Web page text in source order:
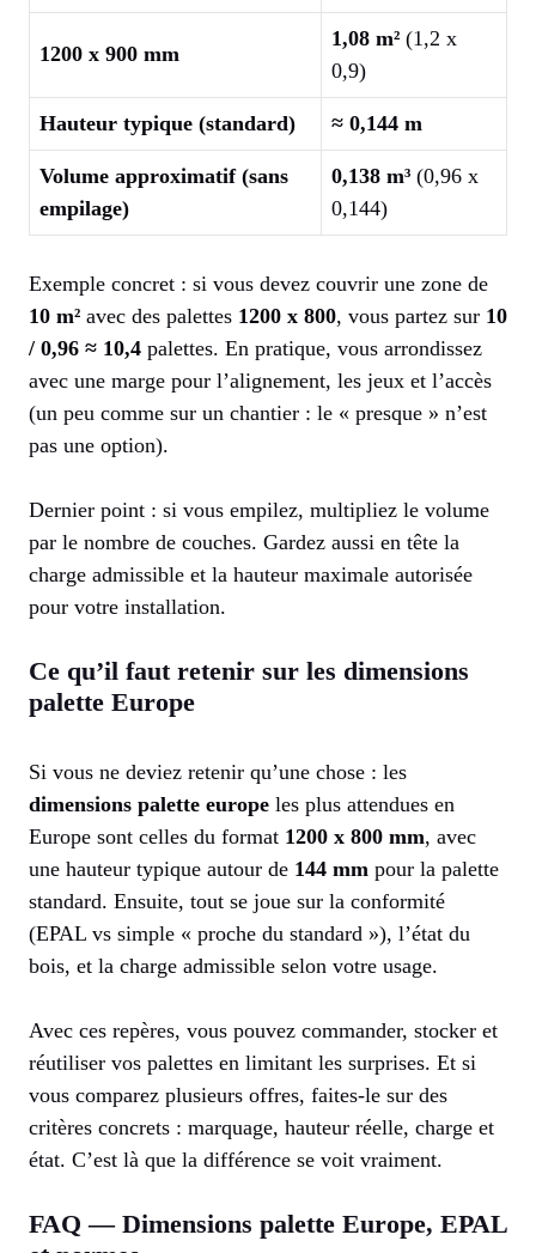
1200 x 900 mm
1,08 m² (1,2 x
0,9)
Hauteur typique (standard) ≈ 0,144 m
Volume approximatif (sans
empilage)
0,138 m³ (0,96 x
0,144)
Exemple concret : si vous devez couvrir une zone de
10 m² avec des palettes 1200 x 800, vous partez sur 10
/ 0,96 ≈ 10,4 palettes. En pratique, vous arrondissez
avec une marge pour l’alignement, les jeux et l’accès
(un peu comme sur un chantier : le « presque » n’est
pas une option).
Dernier point : si vous empilez, multipliez le volume
par le nombre de couches. Gardez aussi en tête la
charge admissible et la hauteur maximale autorisée
pour votre installation.
Ce qu’il faut retenir sur les dimensions
palette Europe
Si vous ne deviez retenir qu’une chose : les
dimensions palette europe les plus attendues en
Europe sont celles du format 1200 x 800 mm, avec
une hauteur typique autour de 144 mm pour la palette
standard. Ensuite, tout se joue sur la conformité
(EPAL vs simple « proche du standard »), l’état du
bois, et la charge admissible selon votre usage.
Avec ces repères, vous pouvez commander, stocker et
réutiliser vos palettes en limitant les surprises. Et si
vous comparez plusieurs offres, faites-le sur des
critères concrets : marquage, hauteur réelle, charge et
état. C’est là que la différence se voit vraiment.
FAQ — Dimensions palette Europe, EPAL